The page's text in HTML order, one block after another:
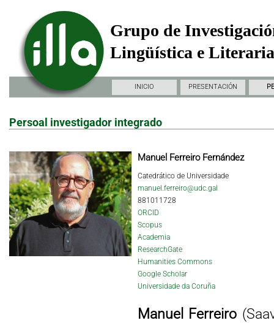
Grupo de
Lingüística e
INICIO PRESENTACIÓN
Persoal investigador integrado
Manuel Ferreiro Fernández
Catedrático de Universidade
manuel.ferreiro@udc.gal
881011728
ORCID
Scopus
Academia
ResearchGate
Humanities Commons
Google Scholar
Universidade da Coruña
Manuel Ferreiro